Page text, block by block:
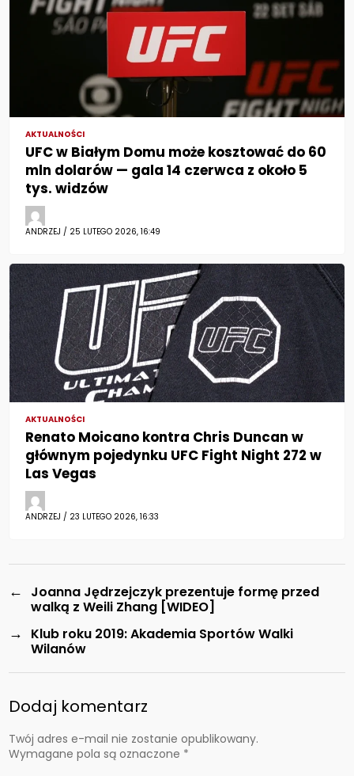
AKTUALNOŚCI
UFC w Białym Domu może kosztować do 60
mln dolarów — gala 14 czerwca z około 5
tys. widzów
ANDRZEJ / 25 LUTEGO 2026, 16:49
AKTUALNOŚCI
Renato Moicano kontra Chris Duncan w
głównym pojedynku UFC Fight Night 272 w
Las Vegas
ANDRZEJ / 23 LUTEGO 2026, 16:33
←
Joanna Jędrzejczyk prezentuje formę przed
walką z Weili Zhang [WIDEO]
→
Klub roku 2019: Akademia Sportów Walki
Wilanów
Dodaj komentarz
Twój adres e-mail nie zostanie opublikowany.
Wymagane pola są oznaczone *